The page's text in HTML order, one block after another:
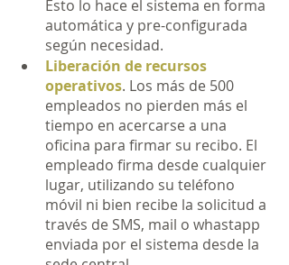
Esto lo hace el sistema en forma
automática y pre-configurada
según necesidad.
Liberación de recursos
operativos. Los más de 500
empleados no pierden más el
tiempo en acercarse a una
oficina para firmar su recibo. El
empleado firma desde cualquier
lugar, utilizando su teléfono
móvil ni bien recibe la solicitud a
través de SMS, mail o whastapp
enviada por el sistema desde la